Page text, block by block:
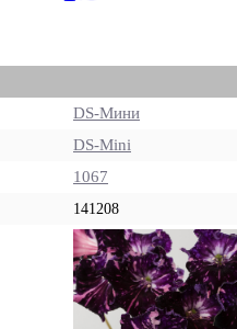
DS-Мини
DS-Mini
1067
141208